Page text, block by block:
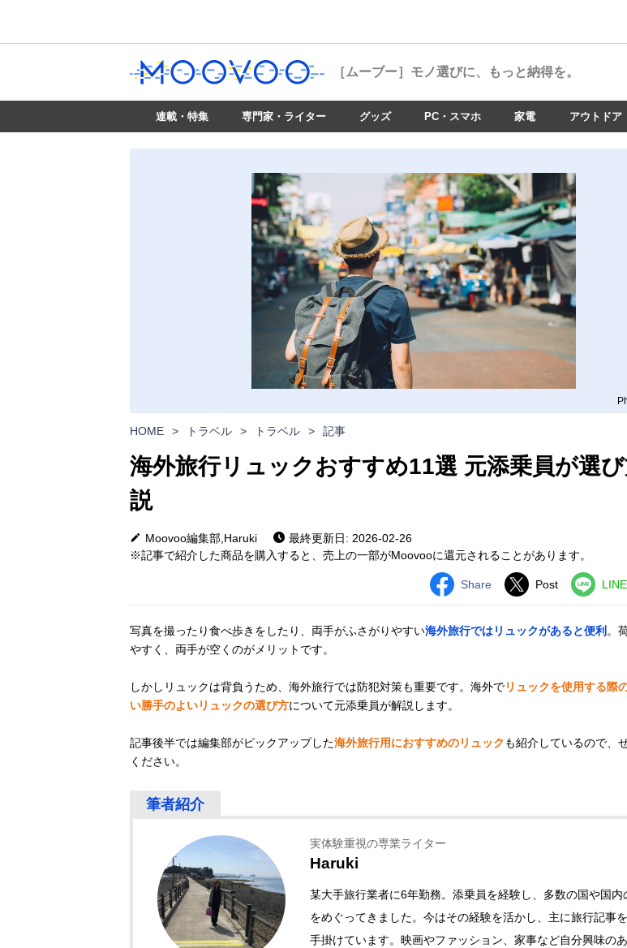
［ムーブー］ モノ選びに、もっと納得を。
連載・特集 専門家・ライター グッズ PC・スマホ 家電 アウトドア
HOME > トラベル > トラベル > 記事
海外旅行リュックおすすめ11選 元添乗員が選
説
Moovoo編集部,Haruki
最終更新日: 2026-02-26
※記事で紹介した商品を購入すると、売上の一部がMoovooに還元されることがあります。
Share Post LINE
写真を撮ったり食べ歩きをしたり、両手がふさがりやすい海外旅行ではリュックがあると便利 。
やすく、両手が空くのがメリットです。
しかしリュックは背負うため、海外旅行では防犯対策も重要です。海外でリュックを使用する際
い勝手のよいリュックの選び方について元添乗員が解説します。
記事後半では編集部がピックアップした海外旅行用におすすめのリュック も紹介しているので、
ください。
実体験重視の専業ライター
Haruki
某大手旅行業者に6年勤務。添乗員を経験し、多数の国や国内
をめぐってきました。今はその経験を活かし、主に旅行記事
手掛けています。映画やファッション、家事など自分興味の